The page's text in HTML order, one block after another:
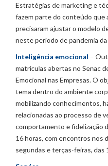
Estratégias de marketing e
fazem parte do conteúdo
precisaram ajustar o modelo
neste período de pandemia
Inteligência emocional –
matrículas abertas no Senac
Emocional nas Empresas. O
tema dentro do ambiente
mobilizando conhecimentos,
relacionadas ao processo de
comportamento e fidelização
16 horas, com encontros nos
segundas e terças-feiras, das